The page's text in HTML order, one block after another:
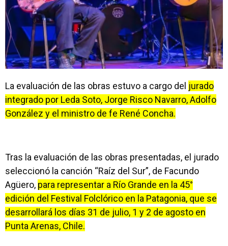
La evaluación de las obras estuvo a cargo del jurado
integrado por Leda Soto, Jorge Risco Navarro, Adolfo
González y el ministro de fe René Concha.
Tras la evaluación de las obras presentadas, el jurado
seleccionó la canción “Raíz del Sur”, de Facundo
Agüero, para representar a Río Grande en la 45°
edición del Festival Folclórico en la Patagonia, que se
desarrollará los días 31 de julio, 1 y 2 de agosto en
Punta Arenas, Chile.